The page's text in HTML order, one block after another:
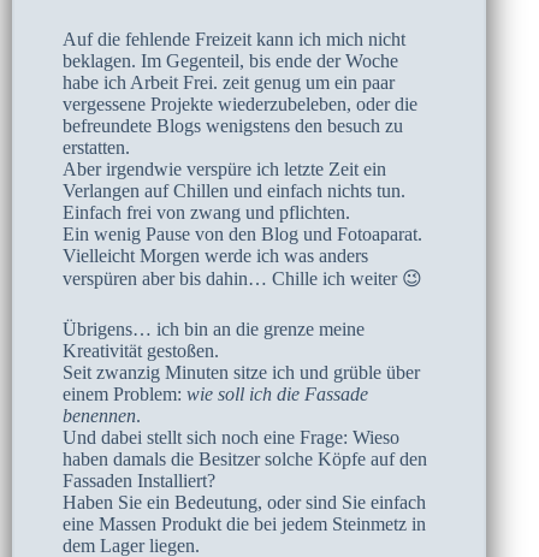
Auf die fehlende Freizeit kann ich mich nicht
beklagen. Im Gegenteil, bis ende der Woche
habe ich Arbeit Frei. zeit genug um ein paar
vergessene Projekte wiederzubeleben, oder die
befreundete Blogs wenigstens den besuch zu
erstatten.
Aber irgendwie verspüre ich letzte Zeit ein
Verlangen auf Chillen und einfach nichts tun.
Einfach frei von zwang und pflichten.
Ein wenig Pause von den Blog und Fotoaparat.
Vielleicht Morgen werde ich was anders
verspüren aber bis dahin… Chille ich weiter 😉
Übrigens… ich bin an die grenze meine
Kreativität gestoßen.
Seit zwanzig Minuten sitze ich und grüble über
einem Problem: wie soll ich die Fassade
benennen.
Und dabei stellt sich noch eine Frage: Wieso
haben damals die Besitzer solche Köpfe auf den
Fassaden Installiert?
Haben Sie ein Bedeutung, oder sind Sie einfach
eine Massen Produkt die bei jedem Steinmetz in
dem Lager liegen.